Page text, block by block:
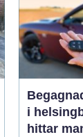
i
hittar